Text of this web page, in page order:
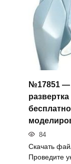
№17851 —
84
Скачать
Проведите